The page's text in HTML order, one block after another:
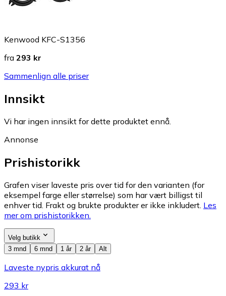
Kenwood KFC-S1356
fra 293 kr
Sammenlign alle priser
Innsikt
Vi har ingen innsikt for dette produktet ennå.
Annonse
Prishistorikk
Grafen viser laveste pris over tid for den varianten (for
eksempel farge eller størrelse) som har vært billigst til
enhver tid. Frakt og brukte produkter er ikke inkludert. Les
mer om prishistorikken.
Velg butikk
3 mnd
6 mnd 1 år 2 år Alt
Laveste nypris akkurat nå
293 kr